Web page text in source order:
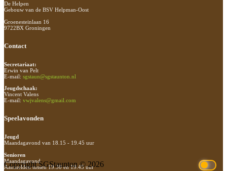
De Helpen
Gebouw van de BSV Helpman-Oost
Groenesteinlaan 16
9722BX Groningen
Contact
Secretariaat:
Erwin van Pelt
E-mail: sgstaun@sgstaunton.nl
Jeugdschaak:
Vincent Valens
E-mail: vwjvalens@gmail.com
Speelavonden
Jeugd
Maandagavond van 18.15 - 19.45 uur
Senioren
Maandagavond
Aanmelden tussen 19.30 en 19.45 uur
Copyright SGStaunton © 2026